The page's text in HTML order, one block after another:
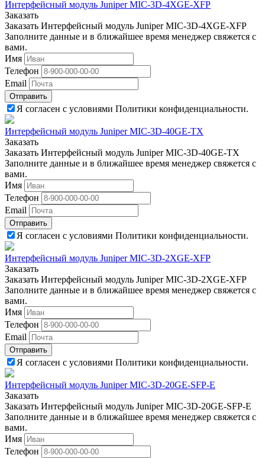
Интерфейсный модуль Juniper MIC-3D-4XGE-XFP
Заказать
Заказать Интерфейсный модуль Juniper MIC-3D-4XGE-XFP
Заполните данные и в ближайшее время менеджер свяжется с
вами.
Имя
Телефон
Email
Отправить
Я согласен с условиями Политики конфиденциальности.
Интерфейсный модуль Juniper MIC-3D-40GE-TX
Заказать
Заказать Интерфейсный модуль Juniper MIC-3D-40GE-TX
Заполните данные и в ближайшее время менеджер свяжется с
вами.
Имя
Телефон
Email
Отправить
Я согласен с условиями Политики конфиденциальности.
Интерфейсный модуль Juniper MIC-3D-2XGE-XFP
Заказать
Заказать Интерфейсный модуль Juniper MIC-3D-2XGE-XFP
Заполните данные и в ближайшее время менеджер свяжется с
вами.
Имя
Телефон
Email
Отправить
Я согласен с условиями Политики конфиденциальности.
Интерфейсный модуль Juniper MIC-3D-20GE-SFP-E
Заказать
Заказать Интерфейсный модуль Juniper MIC-3D-20GE-SFP-E
Заполните данные и в ближайшее время менеджер свяжется с
вами.
Имя
Телефон